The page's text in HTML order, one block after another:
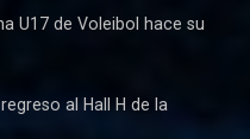
U17 de Voleibol hace su
al Hall H de la